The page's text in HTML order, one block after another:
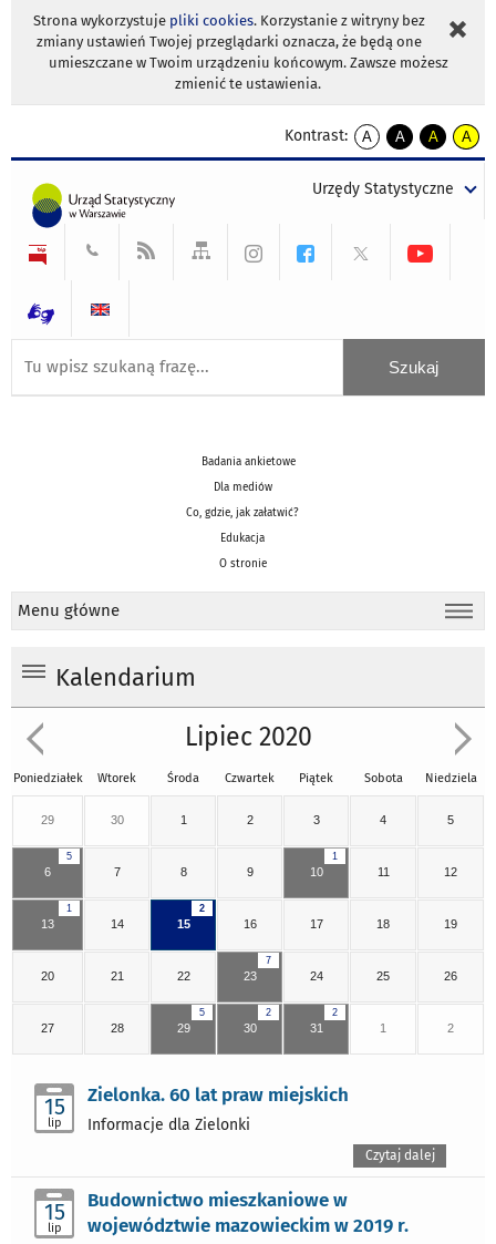
Strona wykorzystuje pliki cookies. Korzystanie z witryny bez
zmiany ustawień Twojej przeglądarki oznacza, że będą one
umieszczane w Twoim urządzeniu końcowym. Zawsze możesz
zmienić te ustawienia.
Kontrast:
A
kontrast
A
kontrast
tekst
czarnym
A
kontrast
tekst
czarnym
A
tekst
żółtym
Urzędy Statystyczne
Badania ankietowe
Dla mediów
Co, gdzie, jak załatwić?
Edukacja
O stronie
Menu główne
Kalendarium
Lipiec 2020
Poniedziałek Wtorek Środa Czwartek Piątek Sobota Niedziela
29 30 1 2 3 4 5
5
6 7 8 9
1
10 11 12
1
13 14
2
15 16 17 18 19
20 21 22
7
23 24 25 26
27 28
5
29
2
30
2
31 1 2
15
lip
Zielonka. 60 lat praw miejskich
Informacje dla Zielonki
Czytaj dalej
15
lip
Budownictwo mieszkaniowe w
województwie mazowieckim w 2019 r.